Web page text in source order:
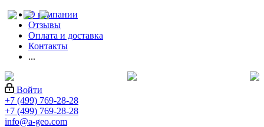
О компании
Отзывы
Оплата и доставка
Контакты
...
Войти
+7 (499) 769-28-28
+7 (499) 769-28-28
info@a-geo.com